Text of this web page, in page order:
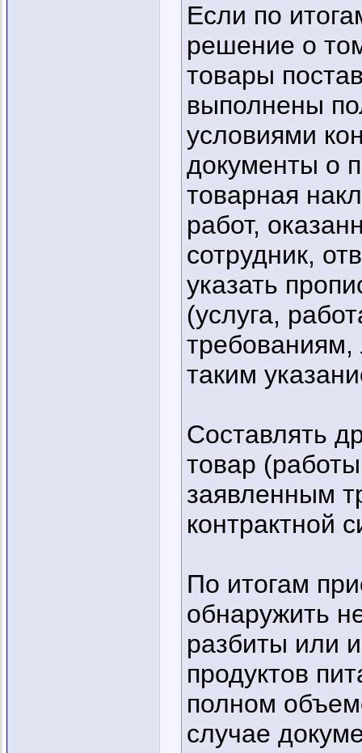
Если по
решение о
товары
выполнены
условиями
документы о
товарная
работ,
сотрудник,
указать
(услуга,
таким
Составлять
товар
заявленным
контрактной
По итогам
обнаружить
разбиты или
продуктов
полном
случае